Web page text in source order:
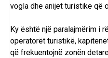
vogla dhe anijet turistike që
Ky është një paralajmërim i
operatorët turistikë,
që frekuentojnë zonën